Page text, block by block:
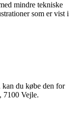
mindre tekniske
som er vist i
du købe den for
Vejle.